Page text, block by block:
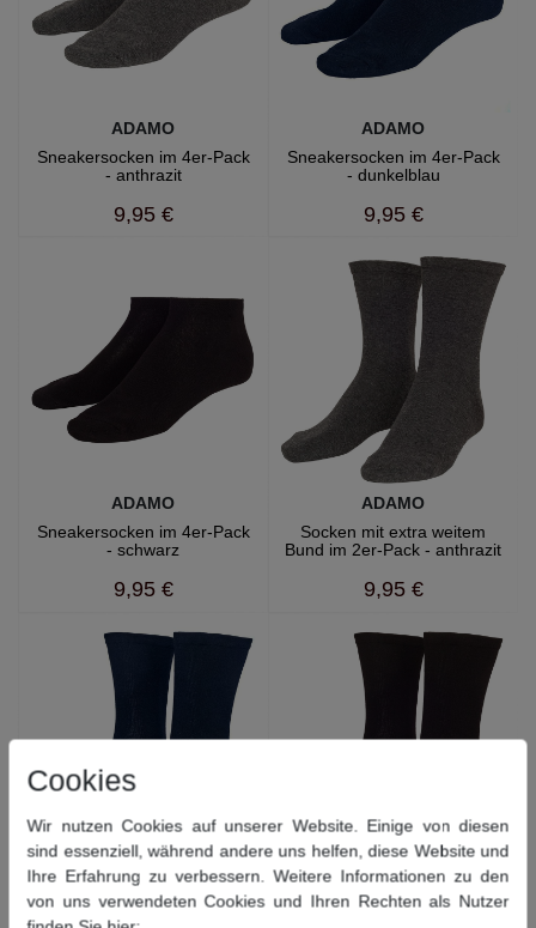
ADAMO
Sneakersocken im 4er-Pack
- anthrazit
9,95 €
ADAMO
Sneakersocken im 4er-Pack
- dunkelblau
9,95 €
ADAMO
Sneakersocken im 4er-Pack
- schwarz
9,95 €
ADAMO
Socken mit extra weitem
Bund im 2er-Pack - anthrazit
9,95 €
ADAMO
Socken mit extra weitem
ADAMO
Socken mit extra weitem
Cookies
Wir nutzen Cookies auf unserer Website. Einige von diesen
sind essenziell, während andere uns helfen, diese Website und
Ihre Erfahrung zu verbessern. Weitere Informationen zu den
von uns verwendeten Cookies und Ihren Rechten als Nutzer